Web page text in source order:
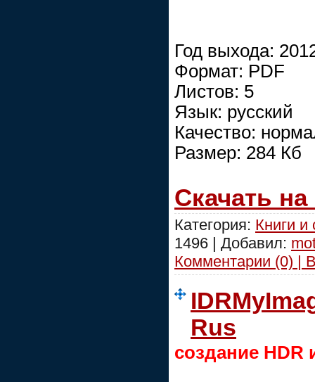
Год выхода:
Формат: PDF
Листов: 5
Язык: русский
Качество:
Размер: 284 Кб
Скачать
Категория: Книги и
1496 | Добавил:
Комментарии (0) |
Rus
создание HDR